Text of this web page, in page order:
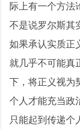
际上有一个方法
不是说罗尔斯其
如果承认实质正
就几乎不可能真
下，将正义视为
个人才能充当政
只能起到传递个